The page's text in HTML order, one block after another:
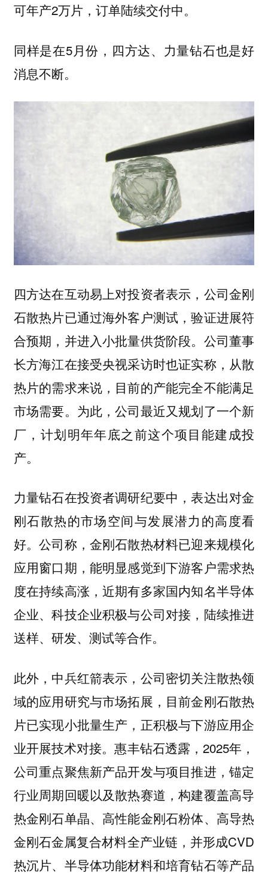
可年产2万片，订单陆续交付中。
同样是在5月份，四方达、力量钻石也是好
消息不断。
四方达在互动易上对投资者表示，公司金刚
石散热片已通过海外客户测试，验证进展符
合预期，并进入小批量供货阶段。公司董事
长方海江在接受央视采访时也证实称，从散
热片的需求来说，目前的产能完全不能满足
市场需要。为此，公司最近又规划了一个新
厂，计划明年年底之前这个项目能建成投
产。
力量钻石在投资者调研纪要中，表达出对金
刚石散热的市场空间与发展潜力的高度看
好。公司称，金刚石散热材料已迎来规模化
应用窗口期，能明显感觉到下游客户需求热
度在持续高涨，近期有多家国内知名半导体
企业、科技企业积极与公司对接，陆续推进
送样、研发、测试等合作。
此外，中兵红箭表示，公司密切关注散热领
域的应用研究与市场拓展，目前金刚石散热
片已实现小批量生产，正积极与下游应用企
业开展技术对接。惠丰钻石透露，2025年，
公司重点聚焦新产品开发与项目推进，锚定
行业周期回暖以及散热赛道，构建覆盖高导
热金刚石单晶、高性能金刚石粉体、高导热
金刚石金属复合材料全产业链，并形成CVD
热沉片、半导体功能材料和培育钻石等产品